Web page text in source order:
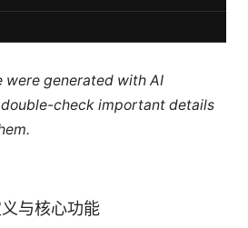
generated with AI
double-check important details
与核心功能